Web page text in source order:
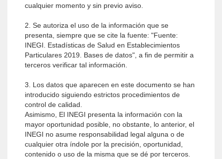
cualquier momento y sin previo aviso.
2. Se autoriza el uso de la información que se
presenta, siempre que se cite la fuente: "Fuente:
INEGI. Estadísticas de Salud en Establecimientos
Particulares 2019. Bases de datos", a fin de permitir a
terceros verificar tal información.
3. Los datos que aparecen en este documento se han
introducido siguiendo estrictos procedimientos de
control de calidad.
Asimismo, El INEGI presenta la información con la
mayor oportunidad posible, no obstante, lo anterior, el
INEGI no asume responsabilidad legal alguna o de
cualquier otra índole por la precisión, oportunidad,
contenido o uso de la misma que se dé por terceros.